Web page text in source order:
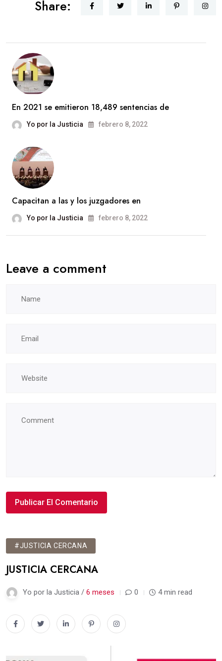
Share:
En 2021 se emitieron 18,489 sentencias de
Yo por la Justicia febrero 8, 2022
Capacitan a las y los juzgadores en
Yo por la Justicia febrero 8, 2022
Leave a comment
#JUSTICIA CERCANA
JUSTICIA CERCANA
Yo por la Justicia / 6 meses 0 4 min read